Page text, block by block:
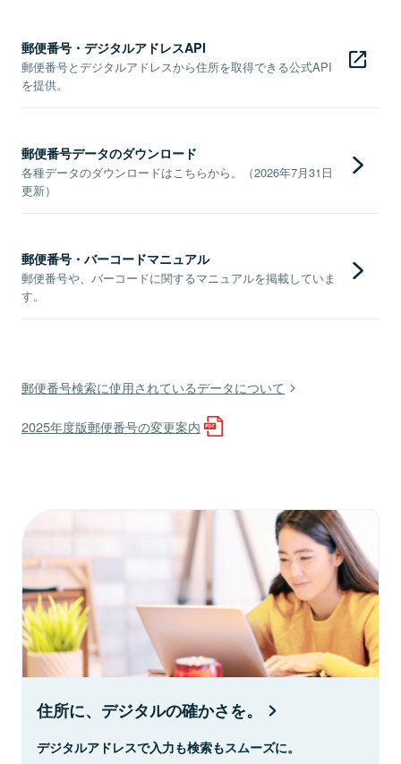
郵便番号・デジタルアドレスAPI
郵便番号とデジタルアドレスから住所を取得できる公式API
を提供。
郵便番号データのダウンロード
各種データのダウンロードはこちらから。（2026年7月31日
更新）
郵便番号・バーコードマニュアル
郵便番号や、バーコードに関するマニュアルを掲載していま
す。
郵便番号検索に使用されているデータについて
2025年度版郵便番号の変更案内
住所に、デジタルの確かさを。
デジタルアドレスで入力も検索もスムーズに。